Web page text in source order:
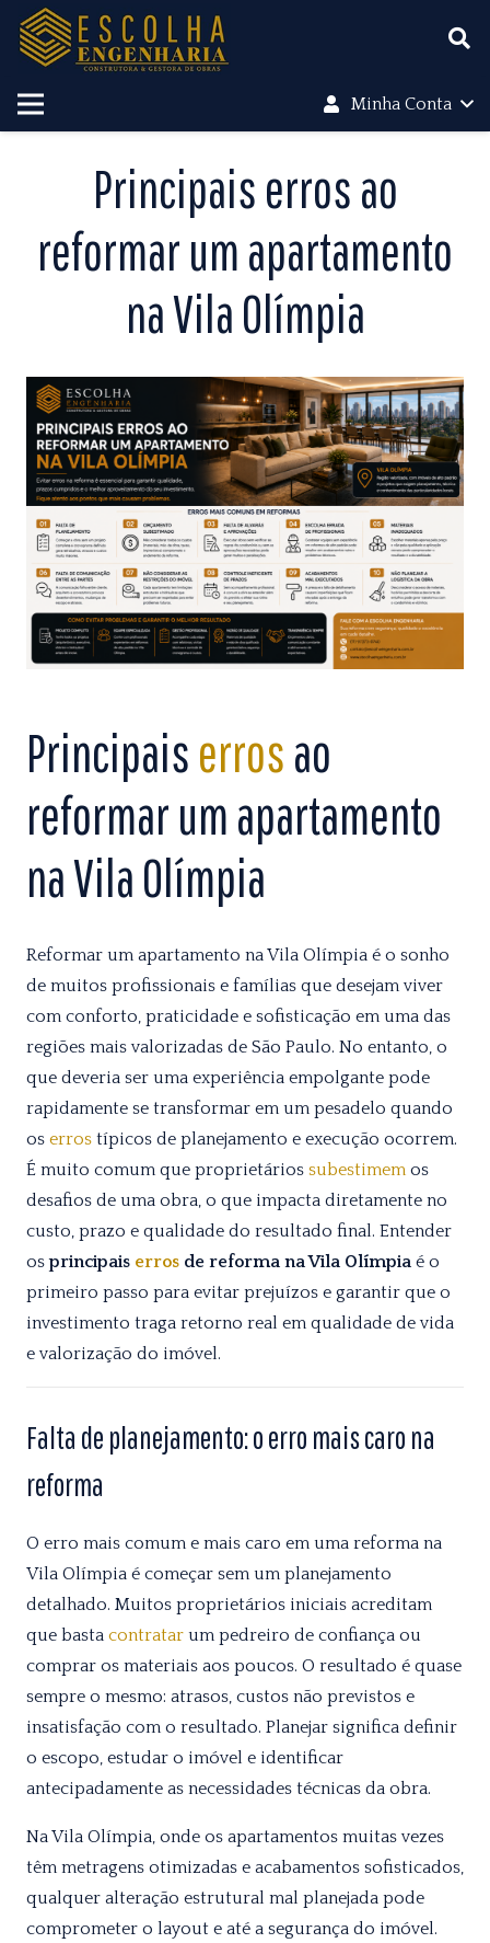
Minha Conta
Principais erros ao
reformar um apartamento
na Vila Olímpia
Principaiserrosao
reformar um apartamento
na Vila Olímpia
Reformar um apartamento na Vila Olímpia é o sonho
de muitos profissionais e famílias que desejam viver
com conforto, praticidade e sofisticação em uma das
regiões mais valorizadas de São Paulo. No entanto, o
que deveria ser uma experiência empolgante pode
rapidamente se transformar em um pesadelo quando
os erros típicos de planejamento e execução ocorrem.
É muito comum que proprietários subestimem os
desafios de uma obra, o que impacta diretamente no
custo, prazo e qualidade do resultado final. Entender
osprincipais erros de reforma na Vila Olímpia é o
primeiro passo para evitar prejuízos e garantir que o
investimento traga retorno real em qualidade de vida
e valorização do imóvel.
Falta de planejamento: o erro mais caro na
reforma
O erro mais comum e mais caro em uma reforma na
Vila Olímpia é começar sem um planejamento
detalhado. Muitos proprietários iniciais acreditam
que basta contratar um pedreiro de confiança ou
comprar os materiais aos poucos. O resultado é quase
sempre o mesmo: atrasos, custos não previstos e
insatisfação com o resultado. Planejar significa definir
o escopo, estudar o imóvel e identificar
antecipadamente as necessidades técnicas da obra.
Na Vila Olímpia, onde os apartamentos muitas vezes
têm metragens otimizadas e acabamentos sofisticados,
qualquer alteração estrutural mal planejada pode
comprometer o layout e até a segurança do imóvel.